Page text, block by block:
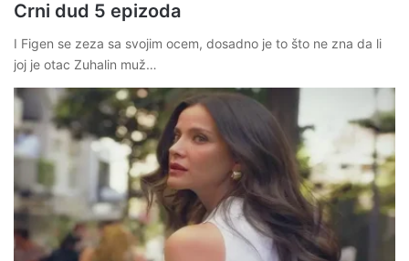
Crni dud 5 epizoda
I Figen se zeza sa svojim ocem, dosadno je to što ne zna da li
joj je otac Zuhalin muž…